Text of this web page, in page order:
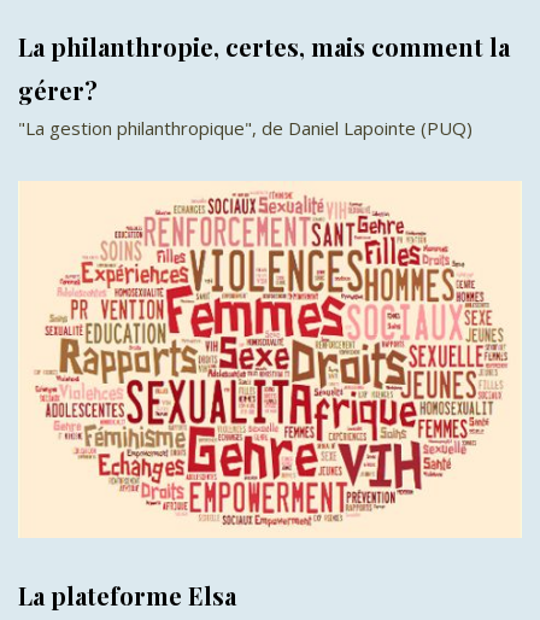
La philanthropie, certes, mais comment la
gérer?
"La gestion philanthropique", de Daniel Lapointe (PUQ)
La plateforme Elsa